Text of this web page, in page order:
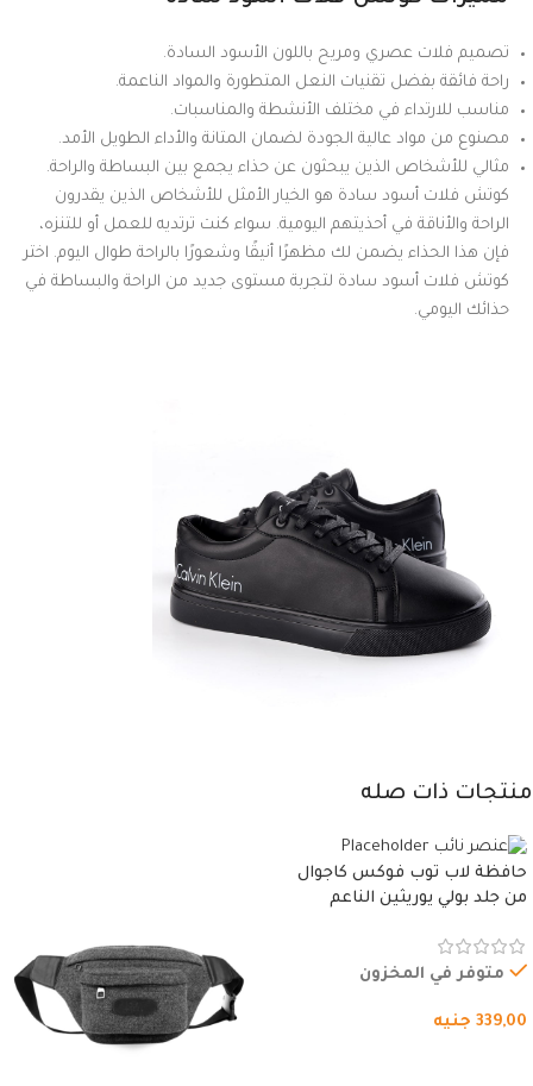
تصميم فلات عصري ومريح باللون الأسود السادة.
راحة فائقة بفضل تقنيات النعل المتطورة والمواد الناعمة.
مناسب للارتداء في مختلف الأنشطة والمناسبات.
مصنوع من مواد عالية الجودة لضمان المتانة والأداء الطويل الأمد.
مثالي للأشخاص الذين يبحثون عن حذاء يجمع بين البساطة والراحة.
كوتش فلات أسود سادة هو الخيار الأمثل للأشخاص الذين يقدرون
الراحة والأناقة في أحذيتهم اليومية. سواء كنت ترتديه للعمل أو للتنزه،
فإن هذا الحذاء يضمن لك مظهرًا أنيقًا وشعورًا بالراحة طوال اليوم. اختر
كوتش فلات أسود سادة لتجربة مستوى جديد من الراحة والبساطة في
حذائك اليومي.
منتجات ذات صله
حافظة لاب توب فوكس كاجوال
من جلد بولي يوريثين الناعم
وسوستة.
متوفر في المخزون
339,00 جنيه